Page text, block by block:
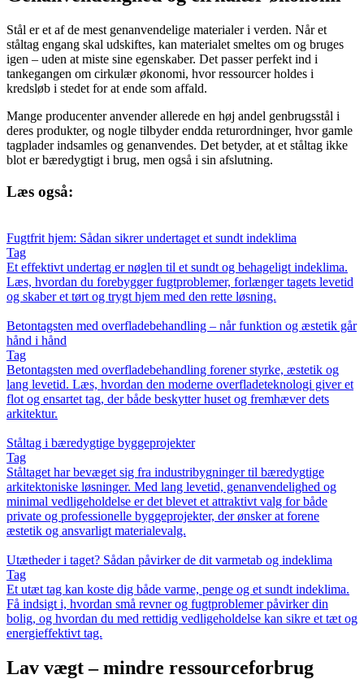
Stål er et af de mest genanvendelige materialer i verden. Når et
ståltag engang skal udskiftes, kan materialet smeltes om og bruges
igen – uden at miste sine egenskaber. Det passer perfekt ind i
tankegangen om cirkulær økonomi, hvor ressourcer holdes i
kredsløb i stedet for at ende som affald.
Mange producenter anvender allerede en høj andel genbrugsstål i
deres produkter, og nogle tilbyder endda returordninger, hvor gamle
tagplader indsamles og genanvendes. Det betyder, at et ståltag ikke
blot er bæredygtigt i brug, men også i sin afslutning.
Læs også:
Fugtfrit hjem: Sådan sikrer undertaget et sundt indeklima
Tag
Et effektivt undertag er nøglen til et sundt og behageligt indeklima.
Læs, hvordan du forebygger fugtproblemer, forlænger tagets levetid
og skaber et tørt og trygt hjem med den rette løsning.
Betontagsten med overfladebehandling – når funktion og æstetik går
hånd i hånd
Tag
Betontagsten med overfladebehandling forener styrke, æstetik og
lang levetid. Læs, hvordan den moderne overfladeteknologi giver et
flot og ensartet tag, der både beskytter huset og fremhæver dets
arkitektur.
Ståltag i bæredygtige byggeprojekter
Tag
Ståltaget har bevæget sig fra industribygninger til bæredygtige
arkitektoniske løsninger. Med lang levetid, genanvendelighed og
minimal vedligeholdelse er det blevet et attraktivt valg for både
private og professionelle byggeprojekter, der ønsker at forene
æstetik og ansvarligt materialevalg.
Utætheder i taget? Sådan påvirker de dit varmetab og indeklima
Tag
Et utæt tag kan koste dig både varme, penge og et sundt indeklima.
Få indsigt i, hvordan små revner og fugtproblemer påvirker din
bolig, og hvordan du med rettidig vedligeholdelse kan sikre et tæt og
energieffektivt tag.
Lav vægt – mindre ressourceforbrug